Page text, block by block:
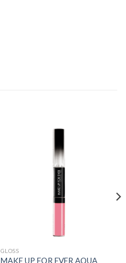
GLOSS
MAKE UP FOR EVER AQUA